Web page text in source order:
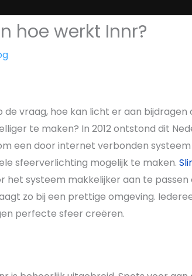
hoe werkt Innr?
vraag, hoe kan licht er aan bijdragen
te maken? In 2012 ontstond dit
een door internet verbonden systeem
sfeerverlichting mogelijk te maken.
het systeem makkelijker aan te passen
zo bij een prettige omgeving.
perfecte sfeer creëren.